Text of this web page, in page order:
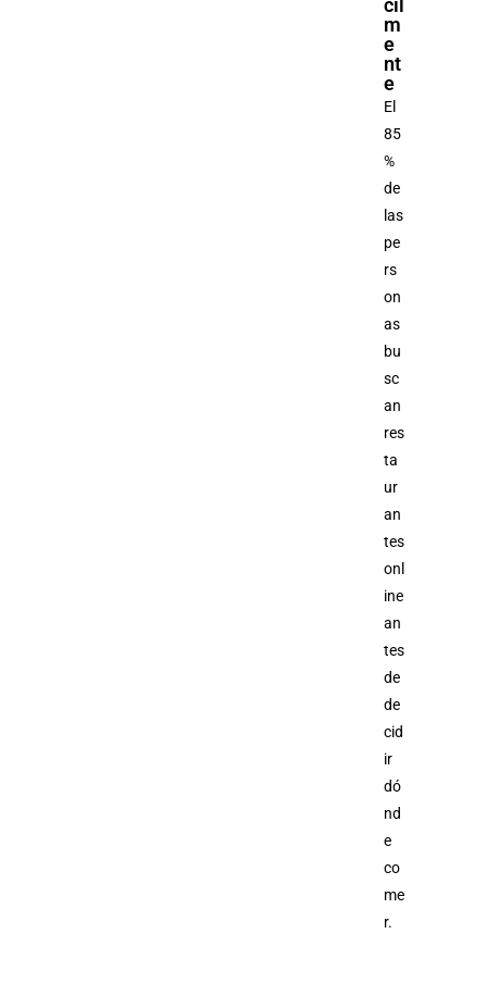
cil
m
e
nt
e
El
85
%
de
las
pe
rs
on
as
bu
sc
an
res
ta
ur
an
tes
onl
ine
an
tes
de
de
cid
ir
dó
nd
e
co
me
r.